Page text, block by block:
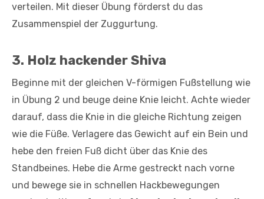
verteilen. Mit dieser Übung förderst du das
Zusammenspiel der Zuggurtung.
3. Holz hackender Shiva
Beginne mit der gleichen V-förmigen Fußstellung wie
in Übung 2 und beuge deine Knie leicht. Achte wieder
darauf, dass die Knie in die gleiche Richtung zeigen
wie die Füße. Verlagere das Gewicht auf ein Bein und
hebe den freien Fuß dicht über das Knie des
Standbeines. Hebe die Arme gestreckt nach vorne
und bewege sie in schnellen Hackbewegungen